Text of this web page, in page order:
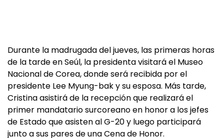
Durante la madrugada del jueves, las primeras horas
de la tarde en Seúl, la presidenta visitará el Museo
Nacional de Corea, donde será recibida por el
presidente Lee Myung-bak y su esposa. Más tarde,
Cristina asistirá de la recepción que realizará el
primer mandatario surcoreano en honor a los jefes
de Estado que asisten al G-20 y luego participará
junto a sus pares de una Cena de Honor.